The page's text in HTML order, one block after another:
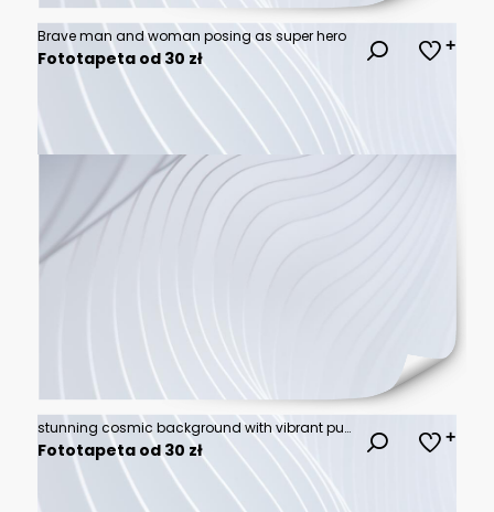
Brave man and woman posing as super hero
Fototapeta od 30 zł
stunning cosmic background with vibrant purple and blue hues
Fototapeta od 30 zł